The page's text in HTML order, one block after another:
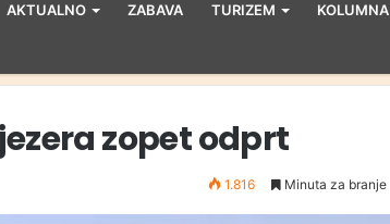
AKTUALNO ZABAVA TURIZEM KOLUMNA
zopet odprt
1.816 Minuta za branje